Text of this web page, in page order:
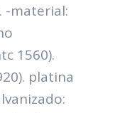
-material:
1560).
platina